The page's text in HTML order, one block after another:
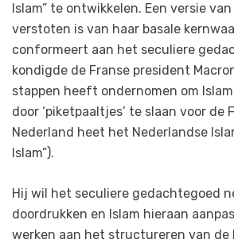
Islam” te ontwikkelen. Een versie
verstoten is van haar basale
conformeert aan het seculiere
kondigde de Franse president
stappen heeft ondernomen om
door ‘piketpaaltjes’ te slaan voor de
Nederland heet het Nederlandse
Islam”).
Hij wil het seculiere gedachtegoed
doordrukken en Islam hieraan
werken aan het structureren van de